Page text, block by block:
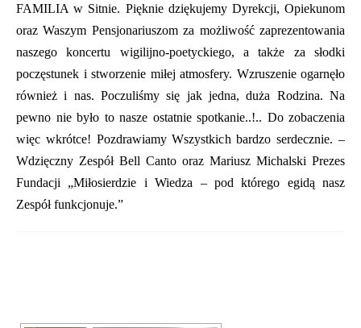
FAMILIA w Sitnie. Pięknie dziękujemy Dyrekcji, Opiekunom
oraz Waszym Pensjonariuszom za możliwość zaprezentowania
naszego koncertu wigilijno-poetyckiego, a także za słodki
poczęstunek i stworzenie miłej atmosfery. Wzruszenie ogarnęło
również i nas. Poczuliśmy się jak jedna, duża Rodzina. Na
pewno nie było to nasze ostatnie spotkanie..!.. Do zobaczenia
więc wkrótce! Pozdrawiamy Wszystkich bardzo serdecznie. –
Wdzięczny Zespół Bell Canto oraz Mariusz Michalski Prezes
Fundacji „Miłosierdzie i Wiedza – pod którego egidą nasz
Zespół funkcjonuje.”